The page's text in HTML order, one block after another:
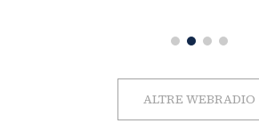
ALTRE WEBRADIO